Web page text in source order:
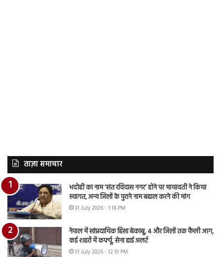
ताज़ा समाचार
भदोही का नाम ‘संत रविदास नगर’ होने पर मायावती ने किया
स्वागत, अन्य जिलों के पुराने नाम बहाल करने की मांग
31 July 2026 - 1:16 PM
नेपाल में सांप्रदायिक हिंसा बेकाबू, 4 और जिलों तक फैली आग,
कई शहरों में कर्फ्यू, सेना हाई अलर्ट
31 July 2026 - 12:51 PM